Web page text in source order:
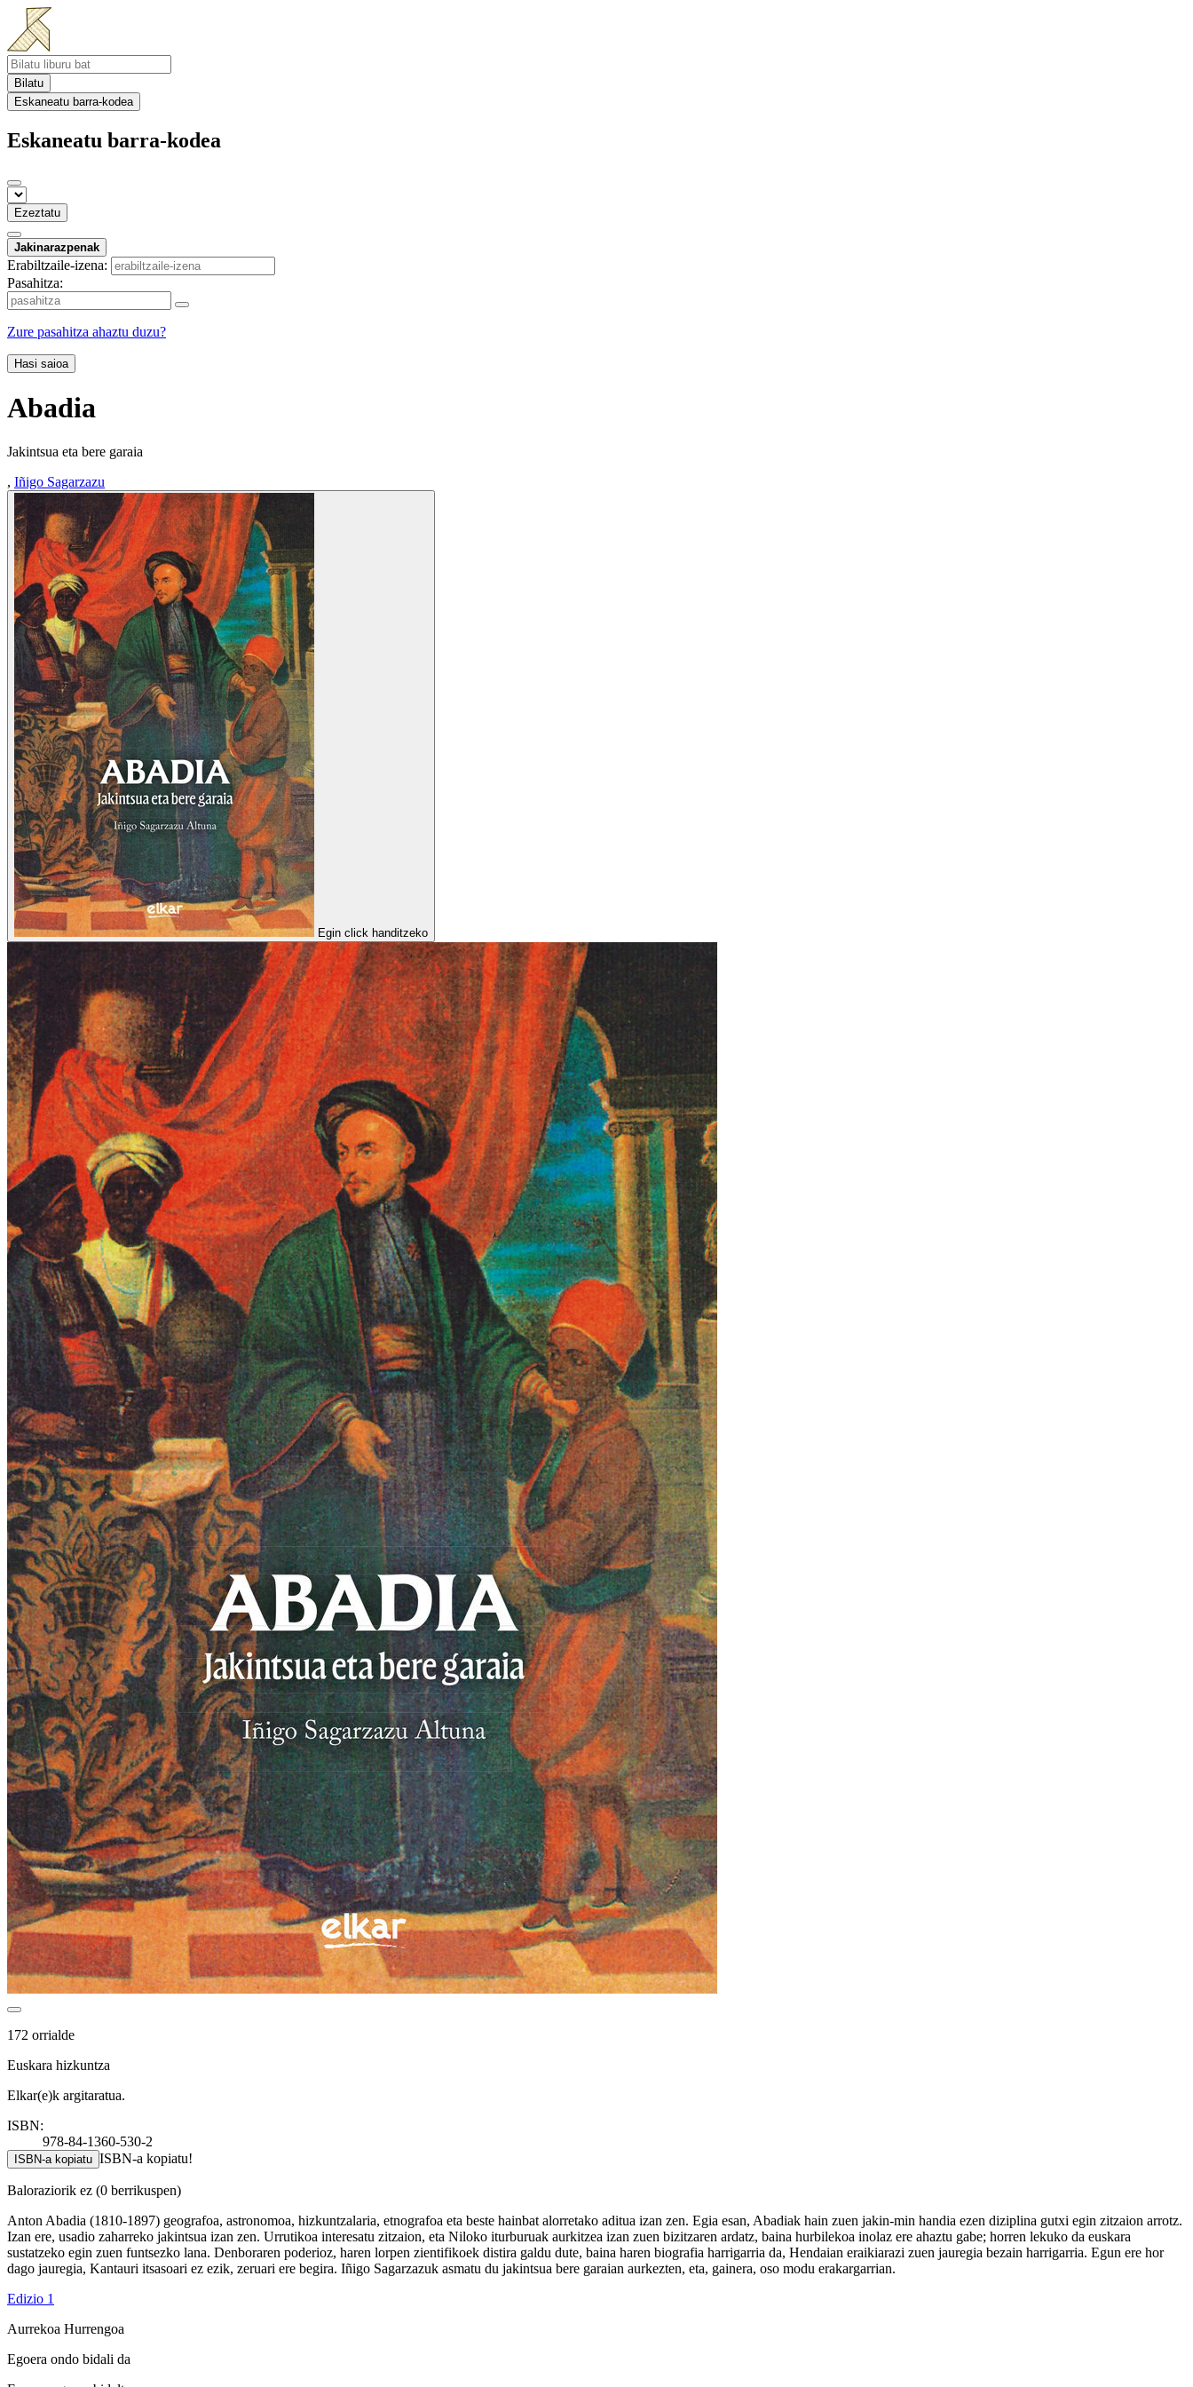
Bilatu
Eskaneatu barra-kodea
Eskaneatu barra-kodea
Ezeztatu
Jakinarazpenak
Erabiltzaile-izena:
Pasahitza:
Zure pasahitza ahaztu duzu?
Hasi saioa
Abadia
Jakintsua eta bere garaia
, Iñigo Sagarzazu
Egin click handitzeko
172 orrialde
Euskara hizkuntza
Elkar(e)k argitaratua.
ISBN:
978-84-1360-530-2
ISBN-a kopiatu ISBN-a kopiatu!
Baloraziorik ez (0 berrikuspen)
Anton Abadia (1810-1897) geografoa, astronomoa, hizkuntzalaria, etnografoa eta beste hainbat alorretako aditua izan zen. Egia esan, Abadiak hain zuen jakin-min handia ezen diziplina gutxi egin zitzaion arrotz.
Izan ere, usadio zaharreko jakintsua izan zen. Urrutikoa interesatu zitzaion, eta Niloko iturburuak aurkitzea izan zuen bizitzaren ardatz, baina hurbilekoa inolaz ere ahaztu gabe; horren lekuko da euskara
sustatzeko egin zuen funtsezko lana. Denboraren poderioz, haren lorpen zientifikoek distira galdu dute, baina haren biografia harrigarria da, Hendaian eraikiarazi zuen jauregia bezain harrigarria. Egun ere hor
dago jauregia, Kantauri itsasoari ez ezik, zeruari ere begira. Iñigo Sagarzazuk asmatu du jakintsua bere garaian aurkezten, eta, gainera, oso modu erakargarrian.
Edizio 1
Aurrekoa Hurrengoa
Egoera ondo bidali da